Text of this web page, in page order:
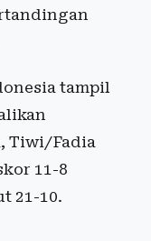
tampil
Tiwi/Fadia
11-8
21-10.